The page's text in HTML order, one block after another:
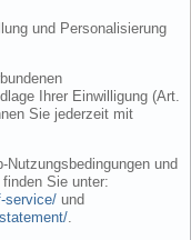
und Personalisierung
Ihrer Einwilligung (Art.
Sie jederzeit mit
und
Sie unter:
service/ und
.